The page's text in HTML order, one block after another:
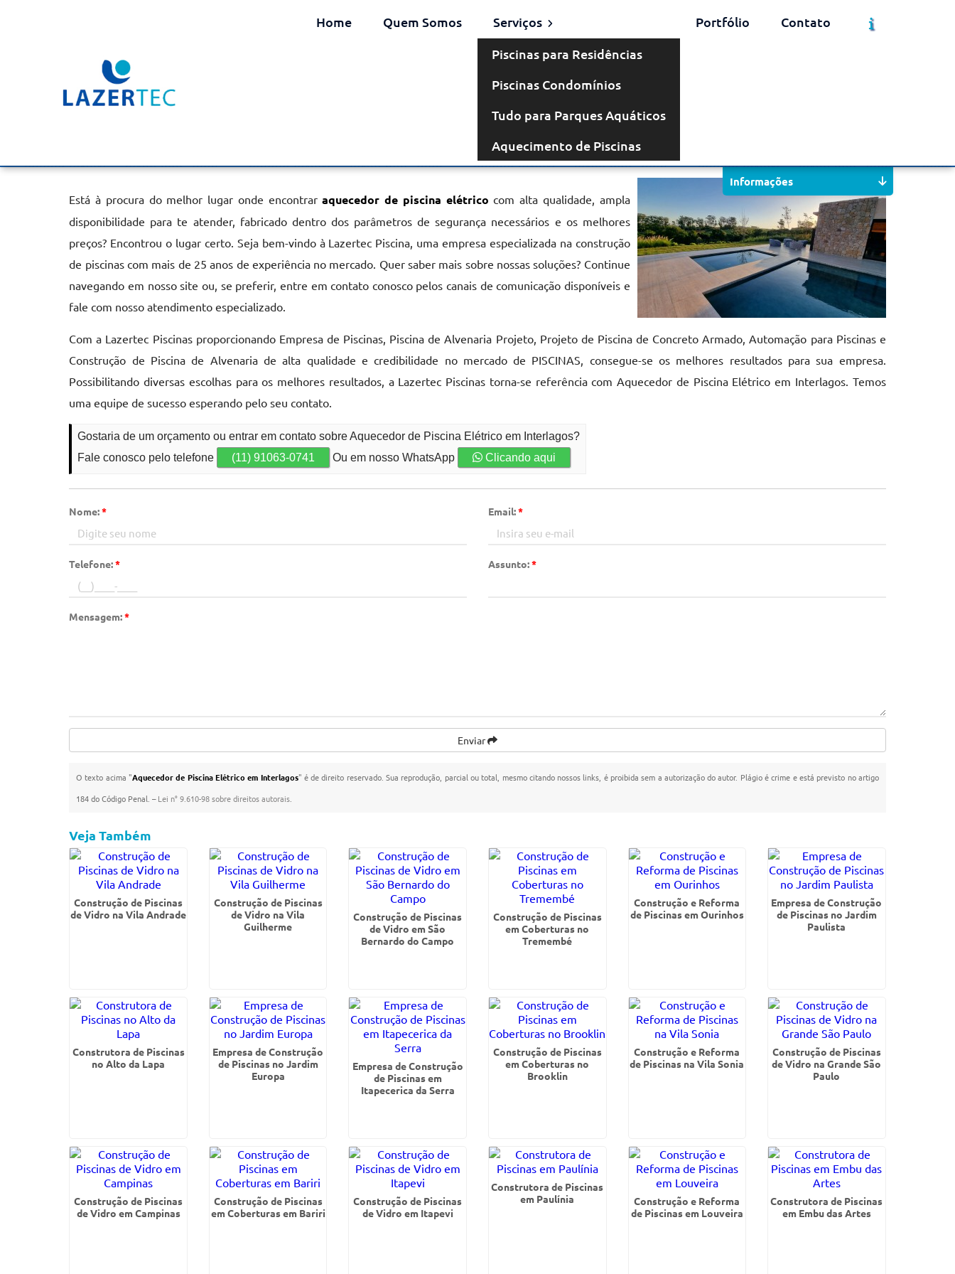
Home Quem Somos
Serviços
Piscinas para Residências
Piscinas Condomínios
Tudo para Parques Aquáticos
Aquecimento de Piscinas
Portfólio Contato
Aquecedor de Piscina Elétrico em
Solicite um Orçamento
Está à procura do melhor lugar onde encontraraquecedor de piscina elétrico com alta qualidade, ampla
disponibilidade para te atender, fabricado dentro dos parâmetros de segurança necessários e os melhores
preços? Encontrou o lugar certo. Seja bem-vindo à Lazertec Piscina, uma empresa especializada na construção
de piscinas com mais de 25 anos de experiência no mercado. Quer saber mais sobre nossas soluções? Continue
navegando em nosso site ou, se preferir, entre em contato conosco pelos canais de comunicação disponíveis e
fale com nosso atendimento especializado.
Com a Lazertec Piscinas proporcionando Empresa de Piscinas, Piscina de Alvenaria Projeto, Projeto de Piscina de Concreto Armado, Automação para Piscinas e
Construção de Piscina de Alvenaria de alta qualidade e credibilidade no mercado de PISCINAS, consegue-se os melhores resultados para sua empresa.
Possibilitando diversas escolhas para os melhores resultados, a Lazertec Piscinas torna-se referência com Aquecedor de Piscina Elétrico em Interlagos. Temos
uma equipe de sucesso esperando pelo seu contato.
Gostaria de um orçamento ou entrar em contato sobre Aquecedor de Piscina Elétrico em Interlagos?
Fale conosco pelo telefone
(11) 91063-0741 Ou em nosso WhatsApp Clicando aqui
Nome:* Email:*
Telefone:* Assunto:*
Mensagem:*
Enviar
O texto acima "Aquecedor de Piscina Elétrico em Interlagos" é de direito reservado. Sua reprodução, parcial ou total, mesmo citando nossos links, é proibida sem a autorização do autor. Plágio é crime e está previsto no artigo
184 do Código Penal. –Lei n° 9.610-98 sobre direitos autorais
Informações
Veja Também
Construção de Piscinas
de Vidro na Vila Andrade
Construção de Piscinas
de Vidro na Vila
Guilherme
Construção de Piscinas
de Vidro em São
Bernardo do Campo
Construção de Piscinas
em Coberturas no
Tremembé
Construção e Reforma
de Piscinas em Ourinhos
Empresa de Construção
de Piscinas no Jardim
Paulista
Construtora de Piscinas
no Alto da Lapa
Empresa de Construção
de Piscinas no Jardim
Europa
Empresa de Construção
de Piscinas em
Itapecerica da Serra
Construção de Piscinas
em Coberturas no
Brooklin
Construção e Reforma
de Piscinas na Vila Sonia
Construção de Piscinas
de Vidro na Grande São
Paulo
Construção de Piscinas
de Vidro em Campinas
Construção de Piscinas
em Coberturas em Bariri
Construção de Piscinas
de Vidro em Itapevi
Construtora de Piscinas
em Paulínia
Construção e Reforma
de Piscinas em Louveira
Construtora de Piscinas
em Embu das Artes